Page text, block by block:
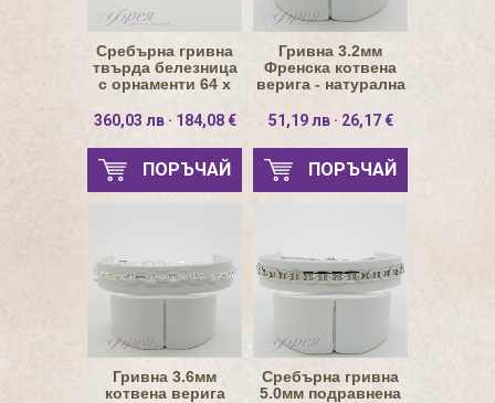
Сребърна гривна
твърда белезница
с орнаменти 64 х
360,03 лв · 184,08 €
ПОРЪЧАЙ
Гривна 3.2мм
Френска котвена
верига - натурална
51,19 лв · 26,17 €
ПОРЪЧАЙ
Гривна 3.6мм
котвена верига
Сребърна гривна
5.0мм подравнена